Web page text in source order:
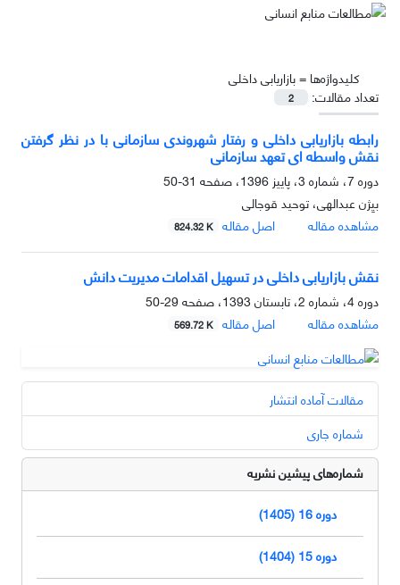
کلیدواژه‌ها =بازاریابی داخلی
تعداد مقالات:
2
رابطه بازاریابی داخلی و رفتار شهروندی سازمانی با در نظر گرفتن
نقش واسطه ای تعهد سازمانی
دوره 7، شماره 3، پاییز 1396، صفحه
31-50
بیِِژن عبدالهی، توحید قوجالی
مشاهده مقاله
اصل مقاله 824.32 K
نقش بازاریابی داخلی در تسهیل اقدامات مدیریت دانش
دوره 4، شماره 2، تابستان 1393، صفحه
29-50
مشاهده مقاله
اصل مقاله 569.72 K
مقالات آماده انتشار
شماره جاری
شماره‌های پیشین نشریه
دوره 16 (1405)
دوره 15 (1404)